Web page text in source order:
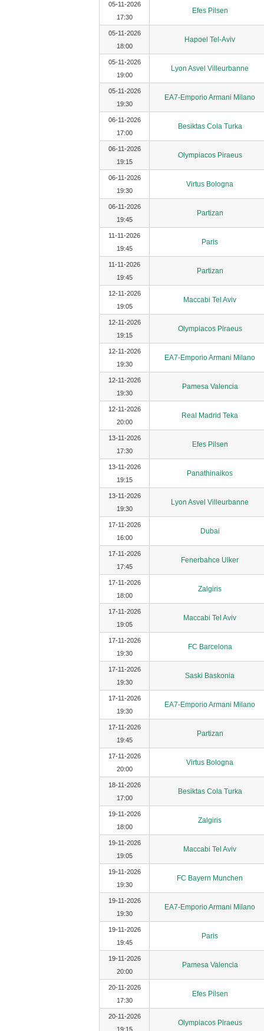
05-11-2026
17:30
Efes Pilsen
05-11-2026
18:00
Hapoel Tel-Aviv
05-11-2026
19:00
Lyon Asvel Villeurbanne
05-11-2026
19:30
EA7-Emporio Armani Milano
06-11-2026
17:00
Besiktas Cola Turka
06-11-2026
19:15
Olympiacos Piraeus
06-11-2026
19:30
Virtus Bologna
06-11-2026
19:45
Partizan
11-11-2026
19:45
Paris
11-11-2026
19:45
Partizan
12-11-2026
19:05
Maccabi Tel Aviv
12-11-2026
19:15
Olympiacos Piraeus
12-11-2026
19:30
EA7-Emporio Armani Milano
12-11-2026
19:30
Pamesa Valencia
12-11-2026
20:00
Real Madrid Teka
13-11-2026
17:30
Efes Pilsen
13-11-2026
19:15
Panathinaikos
13-11-2026
19:30
Lyon Asvel Villeurbanne
17-11-2026
16:00
Dubai
17-11-2026
17:45
Fenerbahce Ulker
17-11-2026
18:00
Zalgiris
17-11-2026
19:05
Maccabi Tel Aviv
17-11-2026
19:30
FC Barcelona
17-11-2026
19:30
Saski Baskonia
17-11-2026
19:30
EA7-Emporio Armani Milano
17-11-2026
19:45
Partizan
17-11-2026
20:00
Virtus Bologna
18-11-2026
17:00
Besiktas Cola Turka
19-11-2026
18:00
Zalgiris
19-11-2026
19:05
Maccabi Tel Aviv
19-11-2026
19:30
FC Bayern Munchen
19-11-2026
19:30
EA7-Emporio Armani Milano
19-11-2026
19:45
Paris
19-11-2026
20:00
Pamesa Valencia
20-11-2026
17:30
Efes Pilsen
20-11-2026
19:15
Olympiacos Piraeus